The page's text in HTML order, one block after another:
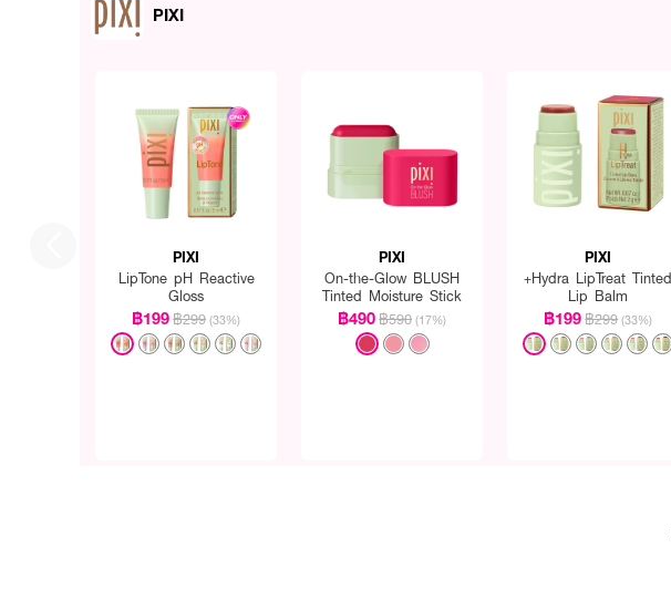
PIXI
PIXI
LipTone pH Reactive
Gloss
฿199฿299 (33%)
PIXI
On-the-Glow BLUSH
Tinted Moisture Stick
฿490฿590 (17%)
PIXI
+Hydra LipTreat Tinted
Lip Balm
฿199฿299 (33%)